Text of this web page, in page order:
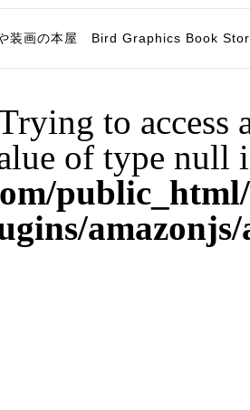
装画の本屋 Bird Graphics Book
to access
of type null